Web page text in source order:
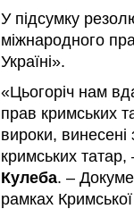
У підсумку
міжнародного
Україні».
«Цьогоріч нам
прав кримських
вироки,
кримських татар,
Кулеба. –
рамках